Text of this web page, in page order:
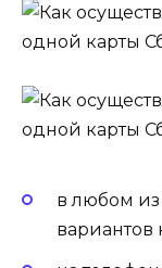
в любом
вариантов